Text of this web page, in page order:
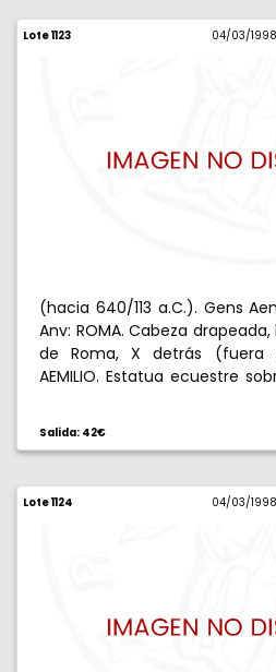
Lote 1123 04/03/1998
(hacia 640/113 a.C.). Gens
Anv: ROMA. Cabeza
de Roma, X detrás (fuera
AEMILIO. Estatua ecuestre
MBC.
Salida: 42€
Lote 1124 04/03/1998